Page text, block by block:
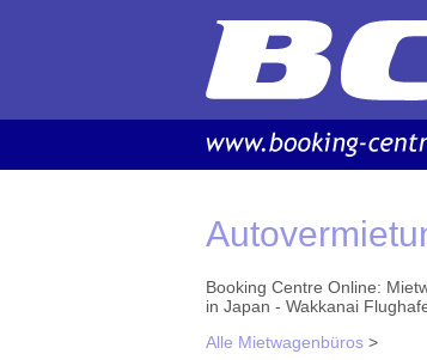
Booking Centre Online:
in Japan - Wakkanai
Alle Mietwagenbüros >